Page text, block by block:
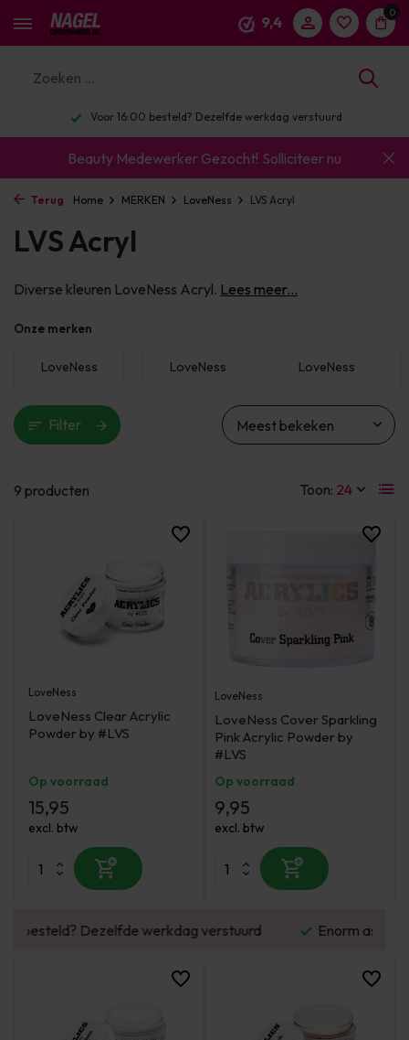
9,4
0
Enorm assortiment & alle bekende merken
Beauty Medewerker Gezocht! Solliciteer nu
Terug Home MERKEN LoveNess LVS Acryl
LVS Acryl
Diverse kleuren LoveNess Acryl. Lees meer...
Onze merken
LoveNess LoveNess LoveNess
Filter
9 producten Toon:
LoveNess
LoveNess Clear Acrylic
Powder by #LVS
Op voorraad
15,95
excl. btw
LoveNess
LoveNess Cover Sparkling
Pink Acrylic Powder by
#LVS
Op voorraad
9,95
excl. btw
Enorm assortiment & alle bekende merken